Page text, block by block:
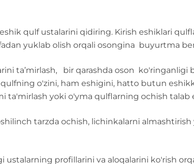
qulf ustalarini qidiring. Kirish eshiklari
yuklab olish orqali osongina buyurtma
ta’mirlash, bir qarashda oson ko'ringanligi
o'zini, ham eshigini, hatto butun
ta'mirlash yoki o'yma qulflarning ochish talab
tarzda ochish, lichinkalarni
ustalarning profillarini va aloqalarini ko'rish